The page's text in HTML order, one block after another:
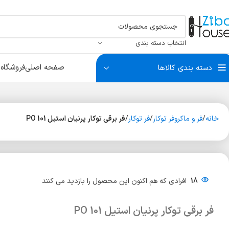
انتخاب دسته بندی
دسته بندی کالاها
سبد البسه سبد ریلی بست آتاژور بست آینه و شیشه درکوب و چشمی
سیلندر
صفحه اصلیفروشگاه
خانه فر و ماکروفر توکار فر توکار فر برقی توکار پرنیان استیل PO 101
18 افرادی که هم اکنون این محصول را بازدید می کنند
فر برقی توکار پرنیان استیل PO 101